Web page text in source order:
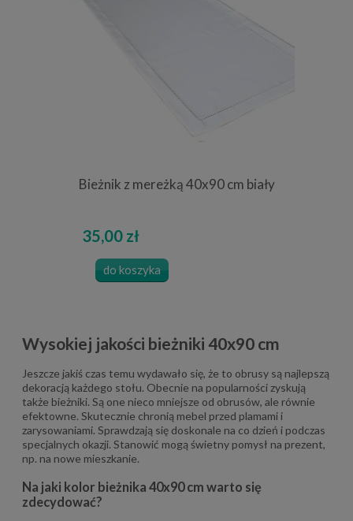
Bieżnik z mereżką 40x90 cm biały
35,00 zł
do koszyka
Wysokiej jakości bieżniki 40x90 cm
Jeszcze jakiś czas temu wydawało się, że to obrusy są najlepszą
dekoracją każdego stołu. Obecnie na popularności zyskują
także bieżniki. Są one nieco mniejsze od obrusów, ale równie
efektowne. Skutecznie chronią mebel przed plamami i
zarysowaniami. Sprawdzają się doskonale na co dzień i podczas
specjalnych okazji. Stanowić mogą świetny pomysł na prezent,
np. na nowe mieszkanie.
Na jaki kolor bieżnika 40x90 cm warto się
zdecydować?